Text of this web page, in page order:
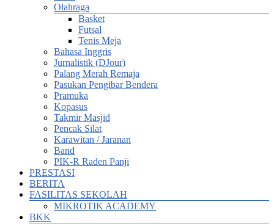
Olahraga
Basket
Futsal
Tenis Meja
Bahasa Inggris
Jurnalistik (DJour)
Palang Merah Remaja
Pasukan Pengibar Bendera
Pramuka
Kopasus
Takmir Masjid
Pencak Silat
Karawitan / Jaranan
Band
PIK-R Raden Panji
PRESTASI
BERITA
FASILITAS SEKOLAH
MIKROTIK ACADEMY
BKK